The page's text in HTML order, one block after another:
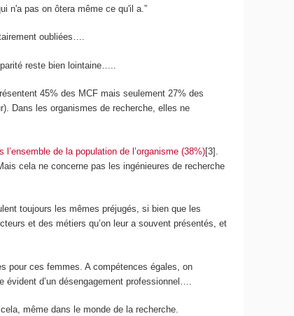
n'a pas on ôtera même ce qu'il a.”
oubliées….
reste bien lointaine…..
45% des MCF mais seulement 27% des
Dans les organismes de recherche, elles ne
de la population de l’organisme (38%)[3].
cela ne concerne pas les ingénieures de recherche
toujours les mêmes préjugés, si bien que les
et des métiers qu’on leur a souvent présentés, et
pour ces femmes. A compétences égales, on
d’un désengagement professionnel….
même dans le monde de la recherche.